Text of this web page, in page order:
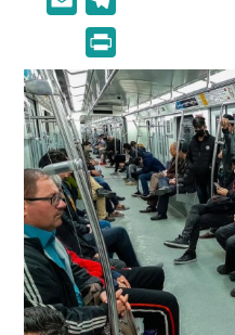
p
y
L
i
n
k
n
e
d
I
n
e
l
e
g
r
a
m
i
l
r
i
n
t